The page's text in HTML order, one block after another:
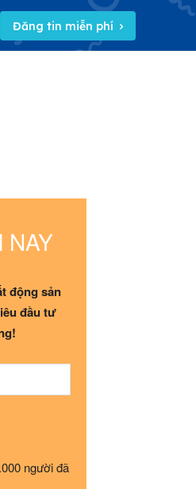
Đăng tin miễn phí
NAY
động sản
đầu tư
người đã